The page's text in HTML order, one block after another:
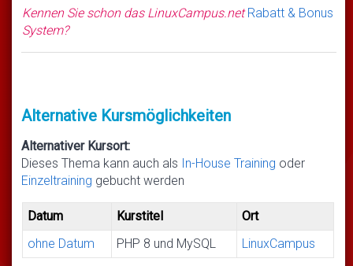
Kennen Sie schon das LinuxCampus.netRabatt & Bonus
System?
Alternative Kursmöglichkeiten
Alternativer Kursort:
Dieses Thema kann auch als In-House Training oder
Einzeltraining gebucht werden
Datum Kurstitel
Ort
ohne Datum
PHP 8 und MySQL LinuxCampus